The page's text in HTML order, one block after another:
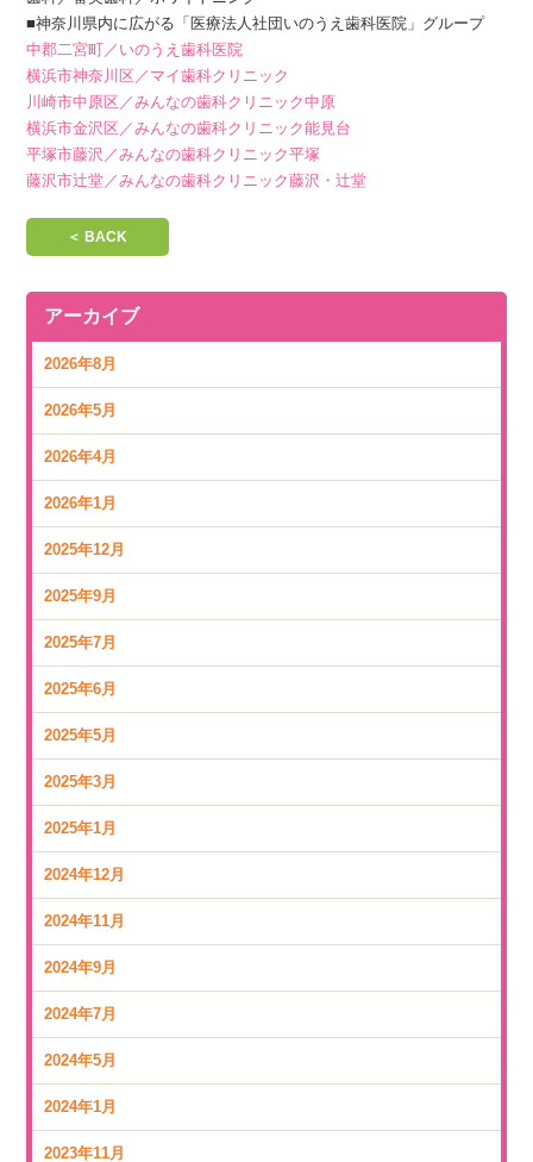
■神奈川県内に広がる「医療法人社団いのうえ歯科医院」グループ
中郡二宮町／いのうえ歯科医院
横浜市神奈川区／マイ歯科クリニック
川崎市中原区／みんなの歯科クリニック中原
横浜市金沢区／みんなの歯科クリニック能見台
平塚市藤沢／みんなの歯科クリニック平塚
藤沢市辻堂／みんなの歯科クリニック藤沢・辻堂
＜ BACK
アーカイブ
2026年8月
2026年5月
2026年4月
2026年1月
2025年12月
2025年9月
2025年7月
2025年6月
2025年5月
2025年3月
2025年1月
2024年12月
2024年11月
2024年9月
2024年7月
2024年5月
2024年1月
2023年11月